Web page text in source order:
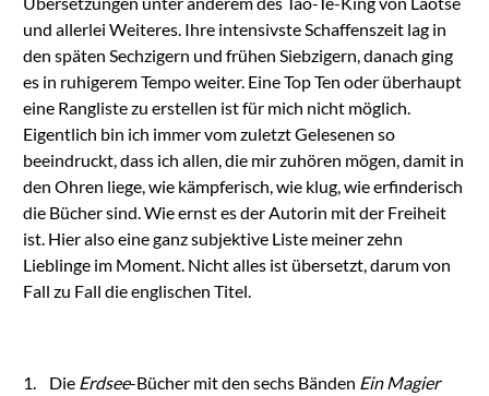
und allerlei Weiteres. Ihre intensivste Schaffenszeit lag in
den späten Sechzigern und frühen Siebzigern, danach ging
es in ruhigerem Tempo weiter. Eine Top Ten oder überhaupt
eine Rangliste zu erstellen ist für mich nicht möglich.
Eigentlich bin ich immer vom zuletzt Gelesenen so
beeindruckt, dass ich allen, die mir zuhören mögen, damit in
den Ohren liege, wie kämpferisch, wie klug, wie erfinderisch
die Bücher sind. Wie ernst es der Autorin mit der Freiheit
ist. Hier also eine ganz subjektive Liste meiner zehn
Lieblinge im Moment. Nicht alles ist übersetzt, darum von
Fall zu Fall die englischen Titel.
1. Die Erdsee-Bücher mit den sechs Bänden Ein Magier